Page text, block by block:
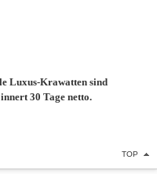
Luxus-Krawatten sind
30 Tage netto.
TOP